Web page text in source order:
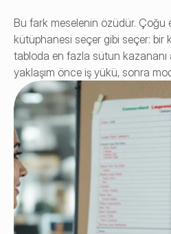
Bu fark meselenin özüdür. Çoğu
kütüphanesi seçer gibi seçer: bir
tabloda en fazla sütun kazananı
yaklaşım önce iş yükü, sonra